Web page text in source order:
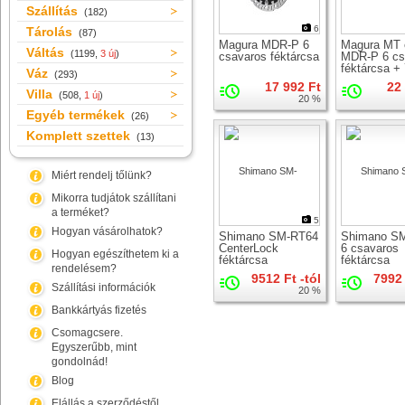
Szállítás (182)
Tárolás (87)
Váltás (1199, 3 új)
Váz (293)
Villa (508, 1 új)
Egyéb termékek (26)
Komplett szettek (13)
Miért rendelj tőlünk?
Mikorra tudjátok szállítani
a terméket?
Hogyan vásárolhatok?
Hogyan egészíthetem ki a
rendelésem?
Szállítási információk
Bankkártyás fizetés
Csomagcsere.
Egyszerűbb, mint
gondolnád!
Blog
6
Magura MDR-P 6
csavaros féktárcsa
17 992 Ft
20 %
Magura MT
MDR-P 6
féktárcsa +
fékpofa 22
5
Shimano SM-RT64
CenterLock
féktárcsa
9512 Ft -tól
20 %
Shimano
6 csavaros
féktárcsa